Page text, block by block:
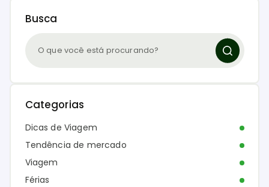
Busca
Categorias
Dicas de Viagem
Tendência de mercado
Viagem
Férias